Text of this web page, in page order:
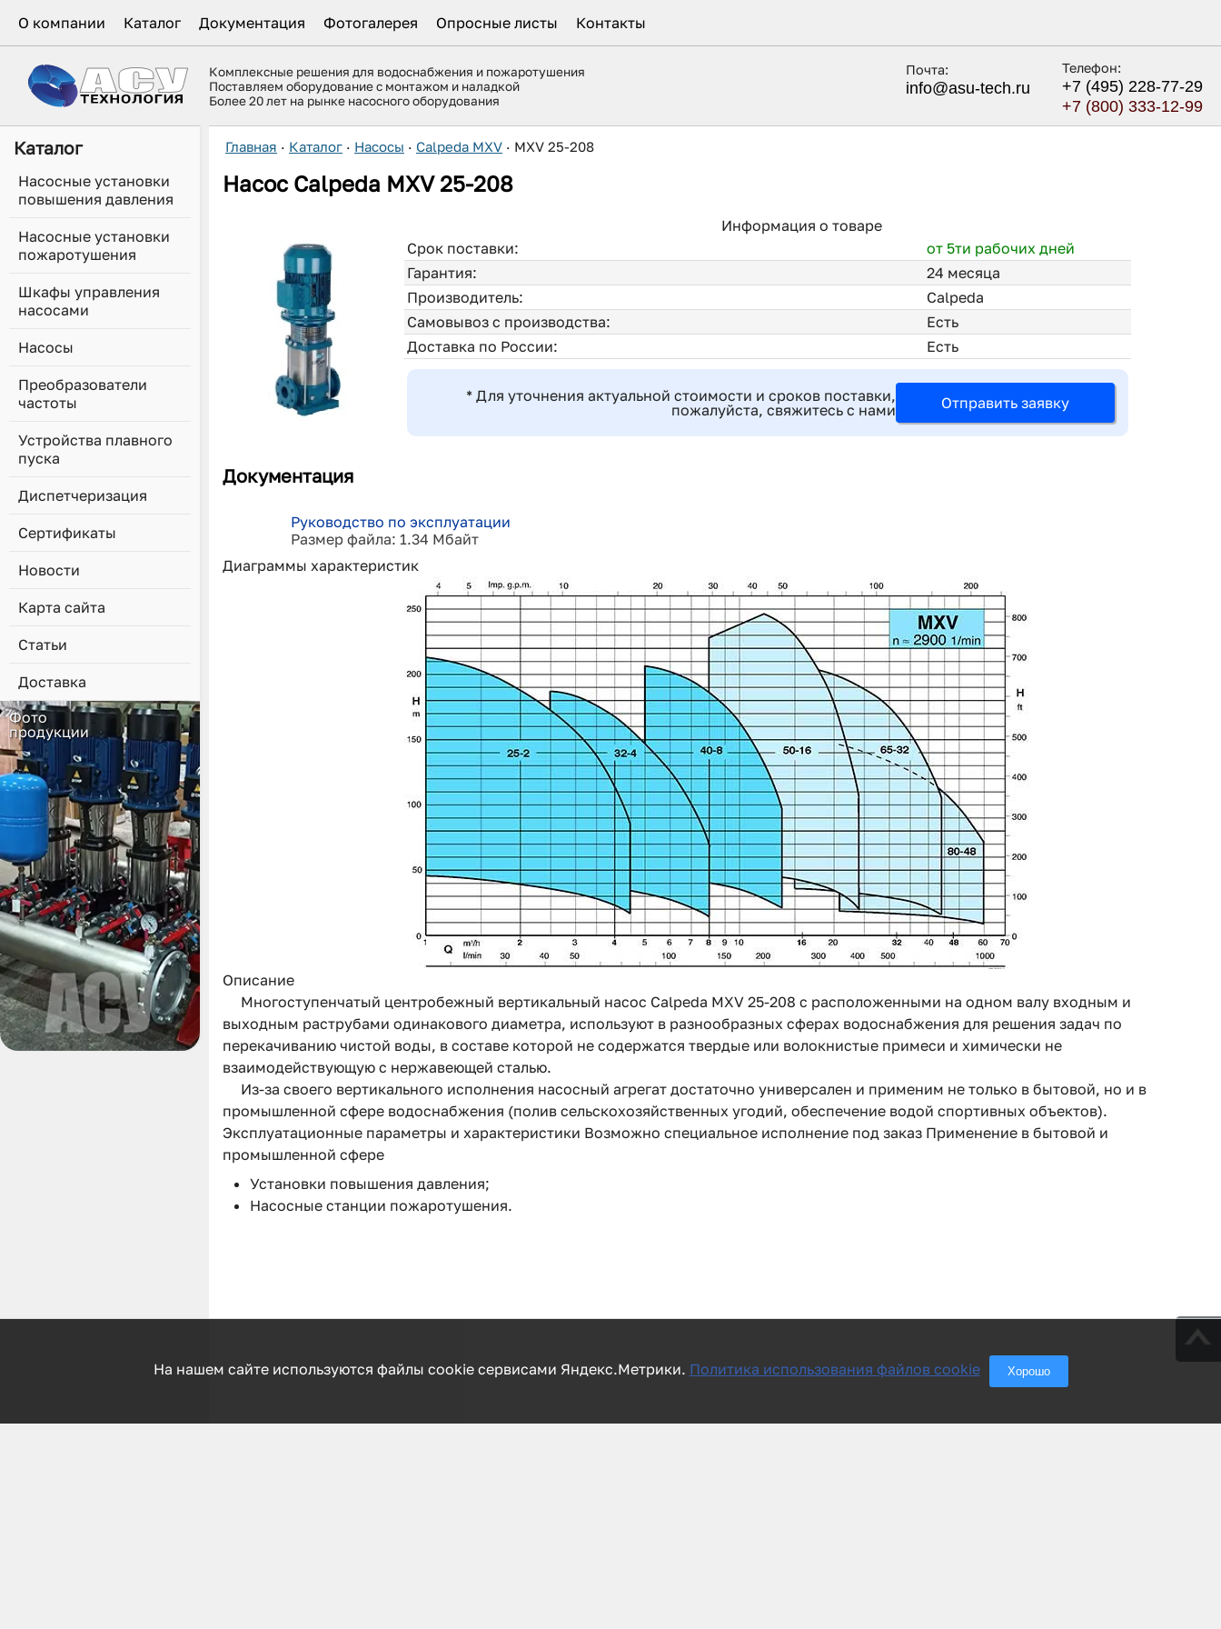
О компании Каталог Документация Фотогалерея Опросные листы Контакты
Комплексные решения для водоснабжения и пожаротушения
Поставляем оборудование с монтажом и наладкой
Более 20 лет на рынке насосного оборудования
Почта:
info@asu-tech.ru
Телефон:
+7 (495) 228-77-29
+7 (800) 333-12-99
Каталог
Насосные установки
повышения давления
Насосные установки
пожаротушения
Шкафы управления
насосами
Насосы
Преобразователи
частоты
Устройства плавного
пуска
Диспетчеризация
Сертификаты
Новости
Карта сайта
Статьи
Доставка
Фото
продукции
Главная · Каталог · Насосы · Calpeda MXV · MXV 25-208
Насос Calpeda MXV 25-208
Информация о товаре
Срок поставки:
от 5ти рабочих дней
Гарантия:
24 месяца
Производитель:
Calpeda
Самовывоз с производства:
Есть
Доставка по России:
Есть
* Для уточнения актуальной стоимости и сроков поставки,
пожалуйста, свяжитесь с нами
Отправить заявку
Документация
Руководство по эксплуатации
Размер файла: 1.34 Мбайт
Диаграммы характеристик
Описание
Многоступенчатый центробежный вертикальный насос Calpeda MXV 25-208 с расположенными на одном валу входным и
выходным раструбами одинакового диаметра, используют в разнообразных сферах водоснабжения для решения задач по
перекачиванию чистой воды, в составе которой не содержатся твердые или волокнистые примеси и химически не
взаимодействующую с нержавеющей сталью.
Из-за своего вертикального исполнения насосный агрегат достаточно универсален и применим не только в бытовой, но и в
промышленной сфере водоснабжения (полив сельскохозяйственных угодий, обеспечение водой спортивных объектов).
Эксплуатационные параметры и характеристики Возможно специальное исполнение под заказ Применение в бытовой и
промышленной сфере
Установки повышения давления;
Насосные станции пожаротушения.
На нашем сайте используются файлы cookie сервисами Яндекс.Метрики. Политика использования файлов cookie Хорошо